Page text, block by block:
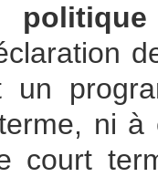
un
ni
court